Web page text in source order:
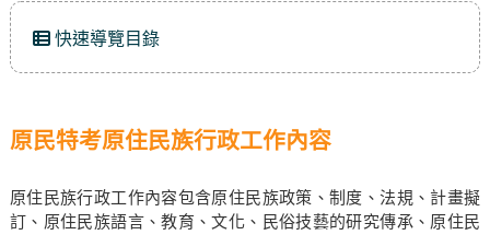
快速導覽目錄
原民特考原住民族行政工作內容
原住民族行政工作內容包含原住民族政策、制度、法規、計畫擬
訂、原住民族語言、教育、文化、民俗技藝的研究傳承、原住民